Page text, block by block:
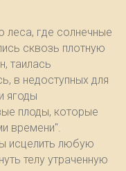
леса, где солнечные
сквозь плотную
таилась
в недоступных для
ягоды
плоды, которые
времени".
исцелить любую
телу утраченную